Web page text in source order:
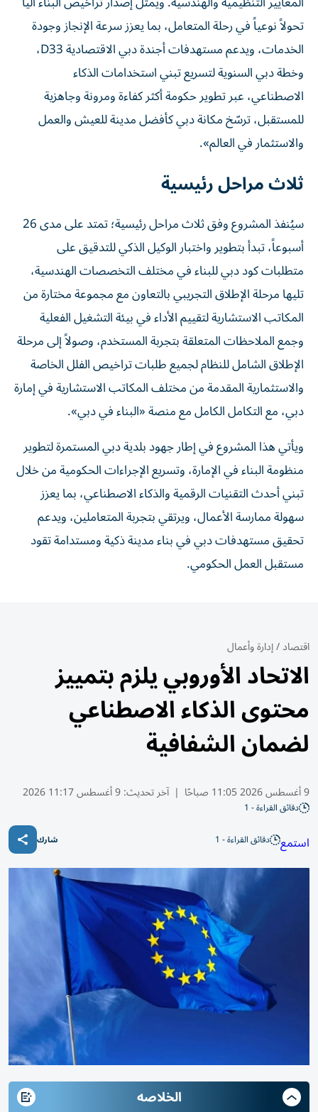
تحولاً نوعياً في رحلة المتعامل، بما يعزز سرعة الإنجاز وجودة
الخدمات، ويدعم مستهدفات أجندة دبي الاقتصادية D33،
وخطة دبي السنوية لتسريع تبني استخدامات الذكاء
الاصطناعي، عبر تطوير حكومة أكثر كفاءة ومرونة وجاهزية
للمستقبل، ترسّخ مكانة دبي كأفضل مدينة للعيش والعمل
والاستثمار في العالم».
ثلاث مراحل رئيسية
سيُنفذ المشروع وفق ثلاث مراحل رئيسية؛ تمتد على مدى 26
أسبوعاً، تبدأ بتطوير واختبار الوكيل الذكي للتدقيق على
متطلبات كود دبي للبناء في مختلف التخصصات الهندسية،
تليها مرحلة الإطلاق التجريبي بالتعاون مع مجموعة مختارة من
المكاتب الاستشارية لتقييم الأداء في بيئة التشغيل الفعلية
وجمع الملاحظات المتعلقة بتجربة المستخدم، وصولاً إلى مرحلة
الإطلاق الشامل للنظام لجميع طلبات تراخيص الفلل الخاصة
والاستثمارية المقدمة من مختلف المكاتب الاستشارية في إمارة
دبي، مع التكامل الكامل مع منصة «البناء في دبي».
ويأتي هذا المشروع في إطار جهود بلدية دبي المستمرة لتطوير
منظومة البناء في الإمارة، وتسريع الإجراءات الحكومية من خلال
تبني أحدث التقنيات الرقمية والذكاء الاصطناعي، بما يعزز
سهولة ممارسة الأعمال، ويرتقي بتجربة المتعاملين، ويدعم
تحقيق مستهدفات دبي في بناء مدينة ذكية ومستدامة تقود
مستقبل العمل الحكومي.
اقتصاد/إدارة وأعمال
الاتحاد الأوروبي يلزم بتمييز
محتوى الذكاء الاصطناعي
لضمان الشفافية
9 أغسطس 2026 11:05 صباحًا | آخر تحديث:9 أغسطس 11:17 2026
دقائق القراءة - 1
استمع دقائق القراءة - 1 شارك
الخلاصه